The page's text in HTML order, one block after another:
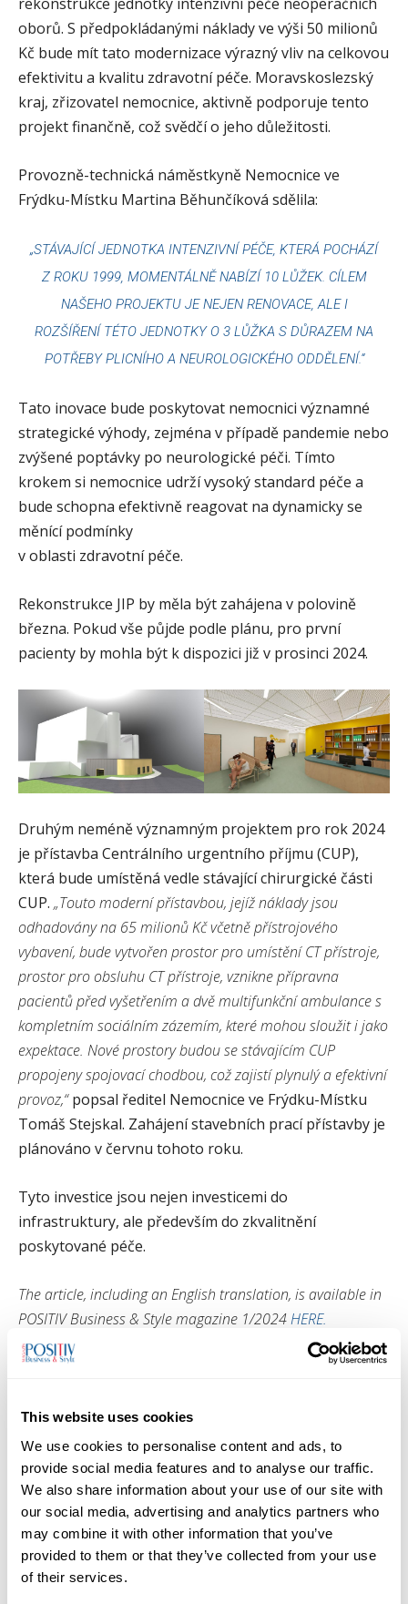
This website uses cookies
We use cookies to personalise content and ads, to
provide social media features and to analyse our traffic.
We also share information about your use of our site with
our social media, advertising and analytics partners who
may combine it with other information that you’ve
provided to them or that they’ve collected from your use
of their services.
oborů. S předpokládanými náklady ve výši 50 milionů
Kč bude mít tato modernizace výrazný vliv na celkovou
efektivitu a kvalitu zdravotní péče. Moravskoslezský
kraj, zřizovatel nemocnice, aktivně podporuje tento
projekt finančně, což svědčí o jeho důležitosti.
Provozně-technická náměstkyně Nemocnice ve
Frýdku-Místku Martina Běhunčíková sdělila:
„STÁVAJÍCÍ JEDNOTKA INTENZIVNÍ PÉČE, KTERÁ POCHÁZÍ
Z ROKU 1999, MOMENTÁLNĚ NABÍZÍ 10 LŮŽEK. CÍLEM
NAŠEHO PROJEKTU JE NEJEN RENOVACE, ALE I
ROZŠÍŘENÍ TÉTO JEDNOTKY O 3 LŮŽKA S DŮRAZEM NA
POTŘEBY PLICNÍHO A NEUROLOGICKÉHO ODDĚLENÍ.“
Tato inovace bude poskytovat nemocnici významné
strategické výhody, zejména v případě pandemie nebo
zvýšené poptávky po neurologické péči. Tímto
krokem si nemocnice udrží vysoký standard péče a
bude schopna efektivně reagovat na dynamicky se
měnící podmínky
v oblasti zdravotní péče.
Rekonstrukce JIP by měla být zahájena v polovině
března. Pokud vše půjde podle plánu, pro první
pacienty by mohla být k dispozici již v prosinci 2024.
Druhým neméně významným projektem pro rok 2024
je přístavba Centrálního urgentního příjmu (CUP),
která bude umístěná vedle stávající chirurgické části
CUP. „Touto moderní přístavbou, jejíž náklady jsou
odhadovány na 65 milionů Kč včetně přístrojového
vybavení, bude vytvořen prostor pro umístění CT přístroje,
prostor pro obsluhu CT přístroje, vznikne přípravna
pacientů před vyšetřením a dvě multifunkční ambulance s
kompletním sociálním zázemím, které mohou sloužit i jako
expektace. Nové prostory budou se stávajícím CUP
propojeny spojovací chodbou, což zajistí plynulý a efektivní
provoz,“popsal ředitel Nemocnice ve Frýdku-Místku
Tomáš Stejskal. Zahájení stavebních prací přístavby je
plánováno v červnu tohoto roku.
Tyto investice jsou nejen investicemi do
infrastruktury, ale především do zkvalitnění
poskytované péče.
The article, including an English translation, is available in
POSITIV Business & Style magazine 1/2024HERE.
Článek včetně anglického překladu je dostupný v
TAGS Frýdek-Místek Modernizace nemocnice